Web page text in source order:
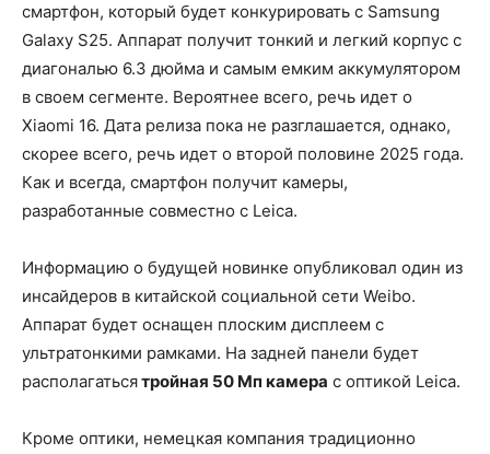
смартфон, который будет конкурировать с Samsung
Galaxy S25. Аппарат получит тонкий и легкий корпус с
диагональю 6.3 дюйма и самым емким аккумулятором
в своем сегменте. Вероятнее всего, речь идет о
Xiaomi 16. Дата релиза пока не разглашается, однако,
скорее всего, речь идет о второй половине 2025 года.
Как и всегда, смартфон получит камеры,
разработанные совместно с Leica.
Информацию о будущей новинке опубликовал один из
инсайдеров в китайской социальной сети Weibo.
Аппарат будет оснащен плоским дисплеем с
ультратонкими рамками. На задней панели будет
располагатьсятройная 50 Мп камера с оптикой Leica.
Кроме оптики, немецкая компания традиционно